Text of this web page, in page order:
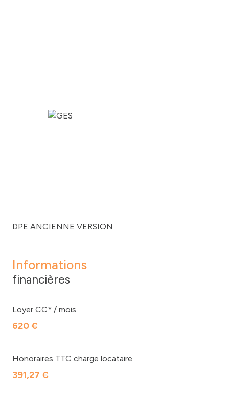
DPE ANCIENNE VERSION
Informations
financières
Loyer CC* / mois
620 €
Honoraires TTC charge locataire
391,27 €